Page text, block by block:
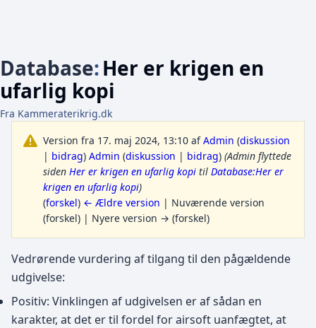
Database:Her er krigen en
ufarlig kopi
Fra Kammeraterikrig.dk
Version fra 17. maj 2024, 13:10 afAdmin (diskussion
| bidrag) Admin (diskussion | bidrag) (Admin flyttede
siden Her er krigen en ufarlig kopi til Database:Her er
krigen en ufarlig kopi)
(forskel) ← Ældre version | Nuværende version
(forskel) | Nyere version → (forskel)
Vedrørende vurdering af tilgang til den pågældende
udgivelse:
Positiv: Vinklingen af udgivelsen er af sådan en
karakter, at det er til fordel for airsoft uanfægtet, at